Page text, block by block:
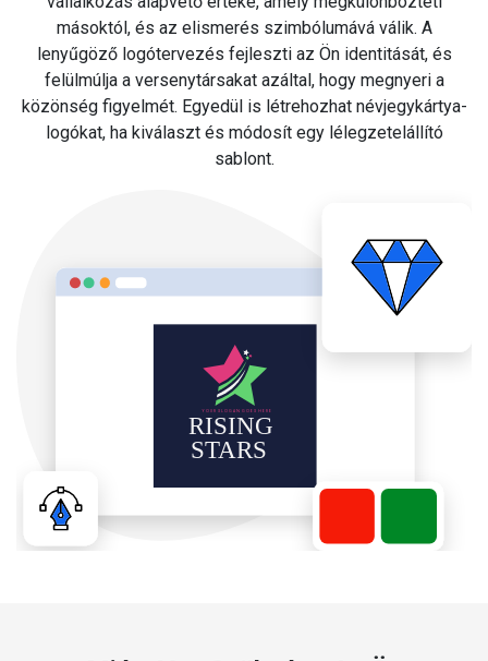
másoktól, és az elismerés szimbólumává válik. A
lenyűgöző logótervezés fejleszti az Ön identitását, és
felülmúlja a versenytársakat azáltal, hogy megnyeri a
közönség figyelmét. Egyedül is létrehozhat névjegykártya-
logókat, ha kiválaszt és módosít egy lélegzetelállító
sablont.